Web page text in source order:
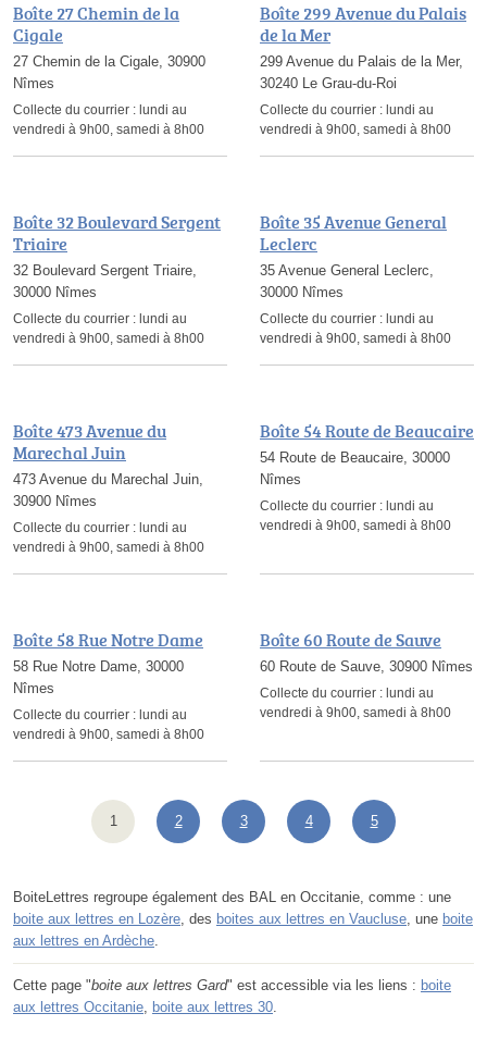
Boîte 27 Chemin de la
Cigale
27 Chemin de la Cigale, 30900
Nîmes
Collecte du courrier : lundi au
vendredi à 9h00, samedi à 8h00
Boîte 299 Avenue du Palais
de la Mer
299 Avenue du Palais de la Mer,
30240 Le Grau-du-Roi
Collecte du courrier : lundi au
vendredi à 9h00, samedi à 8h00
Boîte 32 Boulevard Sergent
Triaire
32 Boulevard Sergent Triaire,
30000 Nîmes
Collecte du courrier : lundi au
vendredi à 9h00, samedi à 8h00
Boîte 35 Avenue General
Leclerc
35 Avenue General Leclerc,
30000 Nîmes
Collecte du courrier : lundi au
vendredi à 9h00, samedi à 8h00
Boîte 473 Avenue du
Marechal Juin
473 Avenue du Marechal Juin,
30900 Nîmes
Collecte du courrier : lundi au
vendredi à 9h00, samedi à 8h00
Boîte 54 Route de Beaucaire
54 Route de Beaucaire, 30000
Nîmes
Collecte du courrier : lundi au
vendredi à 9h00, samedi à 8h00
Boîte 58 Rue Notre Dame
58 Rue Notre Dame, 30000
Nîmes
Collecte du courrier : lundi au
vendredi à 9h00, samedi à 8h00
Boîte 60 Route de Sauve
60 Route de Sauve, 30900 Nîmes
Collecte du courrier : lundi au
vendredi à 9h00, samedi à 8h00
1 2 3 4 5
BoiteLettres regroupe également des BAL en Occitanie, comme : une
boite aux lettres en Lozère, des boites aux lettres en Vaucluse, une boite
aux lettres en Ardèche.
Cette page "boite aux lettres Gard" est accessible via les liens : boite
aux lettres Occitanie, boite aux lettres 30.